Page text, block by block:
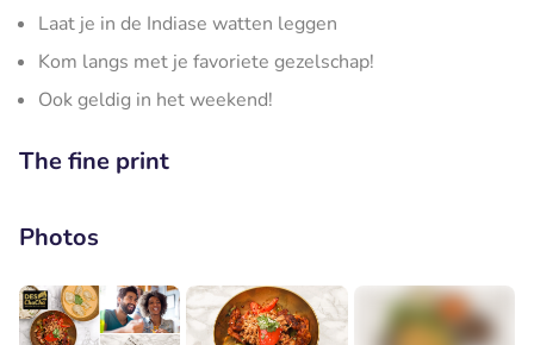
Laat je in de Indiase watten leggen
Kom langs met je favoriete gezelschap!
Ook geldig in het weekend!
The fine print
Photos